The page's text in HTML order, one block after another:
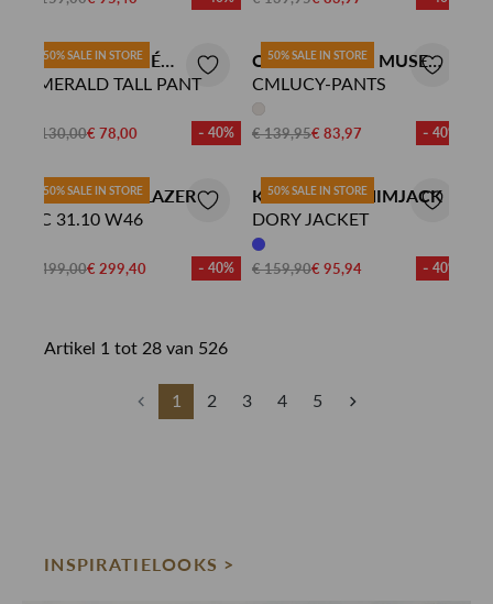
50% SALE IN STORE
HAUTE L'AMITIÉ
PANTALON
EMERALD TALL PANT
€ 130,00€ 78,00 - 40%
50% SALE IN STORE
COPENHAGEN MUSE
PANTALON
CMLUCY-PANTS
€ 139,95€ 83,97 - 40%
50% SALE IN STORE
MARC CAIN BLAZER
AC 31.10 W46
€ 499,00€ 299,40 - 40%
50% SALE IN STORE
KNIT-TED DENIMJACK
DORY JACKET
€ 159,90€ 95,94 - 40%
Artikel 1 tot 28 van 526
1 2 3 4 5
INSPIRATIELOOKS >